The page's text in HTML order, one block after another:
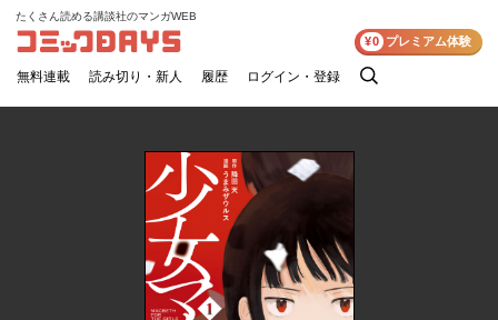
コミックDAYS
たくさん読める講談社のマンガWEB
無料連載 読み切り・新人 履歴 ログイン・登録
検
¥0 プレミアム体験